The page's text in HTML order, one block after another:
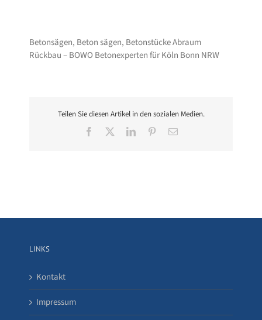
Betonsägen, Beton sägen, Betonstücke Abraum
Rückbau – BOWO Betonexperten für Köln Bonn NRW
Teilen Sie diesen Artikel in den sozialen Medien.
Facebook LinkedInPinterest
E-
LINKS
Kontakt
Impressum